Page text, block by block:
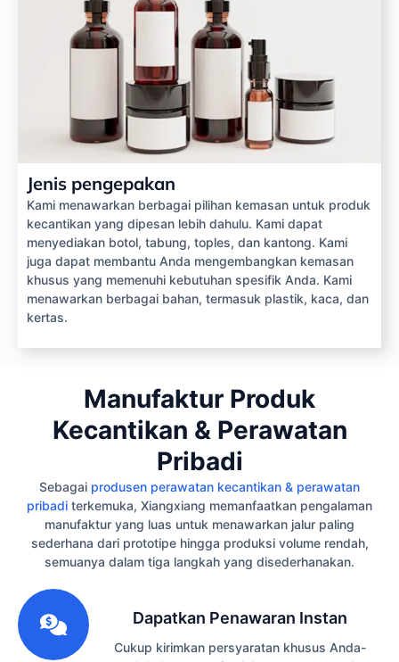
Jenis pengepakan
Kami menawarkan berbagai pilihan kemasan untuk produk
kecantikan yang dipesan lebih dahulu. Kami dapat
menyediakan botol, tabung, toples, dan kantong. Kami
juga dapat membantu Anda mengembangkan kemasan
khusus yang memenuhi kebutuhan spesifik Anda. Kami
menawarkan berbagai bahan, termasuk plastik, kaca, dan
kertas.
Manufaktur Produk
Kecantikan & Perawatan
Pribadi
Sebagai produsen perawatan kecantikan & perawatan
pribadi terkemuka, Xiangxiang memanfaatkan pengalaman
manufaktur yang luas untuk menawarkan jalur paling
sederhana dari prototipe hingga produksi volume rendah,
semuanya dalam tiga langkah yang disederhanakan.
Dapatkan Penawaran Instan
Cukup kirimkan persyaratan khusus Anda-